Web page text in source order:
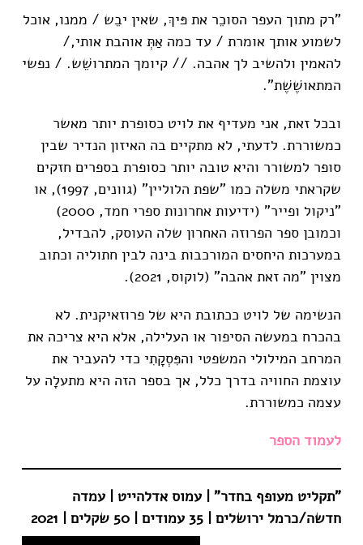
"רק מתוך העפר הסוכֵר את פּיךְ, שאין יבֵש / ממנו, אוכל
לשמוע אותך אומרת / עד כמה אַתְּ אוהבת אותי,/
להאמין ולהשיב לך אהבה. // קיומך המתרושֵׁש. / נפשי
המתאושֶׁשֶׁת".
ובכל זאת, אני מעדיף את לויט כסופרת יותר מאשר
כמשוררת. לדעתי, לא מתקיים בה האיזון הנדיר שבין
סופר למשורר והיא טובה יותר כסופרת בספרים חזקים
שקראתי משלה כמו "שפת הלוליין" (גוונים, 1997), או
"ניקול ופייר" (ידיעות אחרונות ספרי חמד, 2000)
וכמובן ספר הפרוזה האחרון שלה העוסק, להבדיל,
במערכות היחסים המורכבות בינה לבין חתוליה וכתוב
מצוין "מה זאת אהבה" (לוקוס, 2021).
הנשימה של לויט ככתובת היא של פרוזאיקנית. לא
בהכרח במעשה הסיפור או העלילה, אלא היא צריכה את
המרחב המילולי המשפטי והפִּסְקָתִי כדי להעביר את
עוצמת החוויה בדרך כלל, אך בספר הזה היא מתעלָה על
עצמה כמשוררת.
לעמוד הספר
"תקליט מעופף בחדר" | עמוס אדלהייט | עמדה
חדשה/כרמל ירושלים | 35 עמודים | 50 שקלים | 2021